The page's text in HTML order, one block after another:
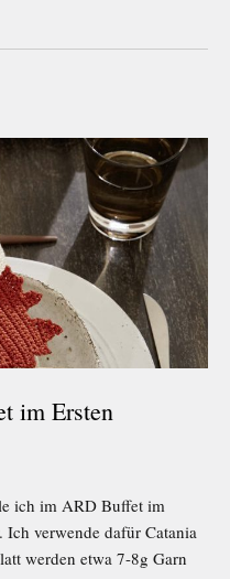
im Ersten
ich im ARD Buffet im
Ich verwende dafür Catania
werden etwa 7-8g Garn